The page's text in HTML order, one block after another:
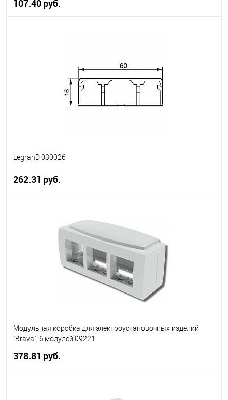
107.40 руб.
LegranD 030026
262.31 руб.
В наличии
Модульная коробка для электроустановочных изделий
"Brava", 6 модулей 09221
378.81 руб.